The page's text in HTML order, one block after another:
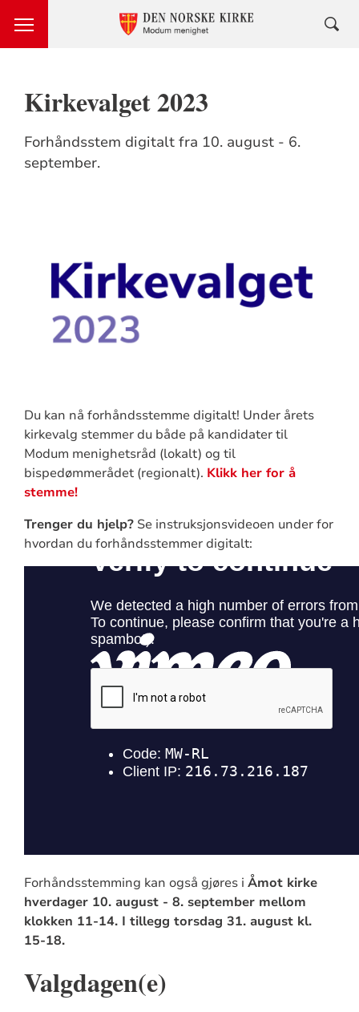
Kirkevalget 2023
Forhåndsstem digitalt fra 10. august - 6.
september.
Du kan nå forhåndsstemme digitalt! Under årets
kirkevalg stemmer du både på kandidater til
Modum menighetsråd (lokalt) og til
bispedømmerådet (regionalt). Klikk her for å
stemme!
Trenger du hjelp?Se instruksjonsvideoen under for
hvordan du forhåndsstemmer digitalt:
Forhåndsstemming kan også gjøres i Åmot kirke
hverdager 10. august - 8. september mellom
klokken 11-14. I tillegg torsdag 31. august kl.
15-18.
Valgdagen(e)